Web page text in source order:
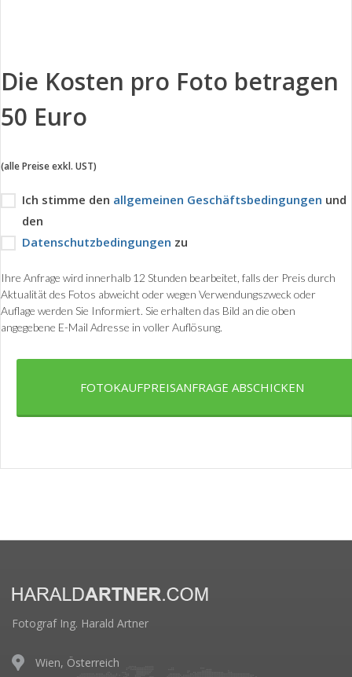
Die Kosten pro Foto betragen
50 Euro
(alle Preise exkl. UST)
Ich stimme den allgemeinen Geschäftsbedingungen und
den
Datenschutzbedingungen zu
Ihre Anfrage wird innerhalb 12 Stunden bearbeitet, falls der Preis durch
Aktualität des Fotos abweicht oder wegen Verwendungszweck oder
Auflage werden Sie Informiert. Sie erhalten das Bild an die oben
angegebene E-Mail Adresse in voller Auflösung.
FOTOKAUFPREISANFRAGE ABSCHICKEN
Fotograf Ing. Harald Artner
Wien, Österreich